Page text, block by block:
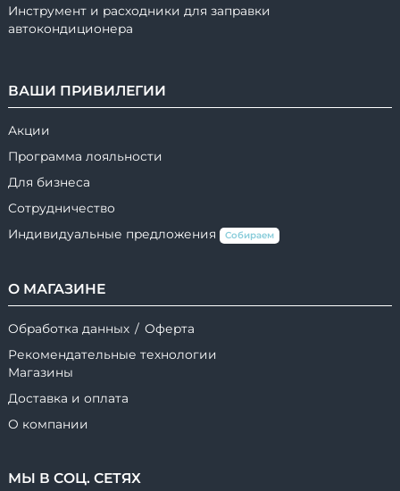
Инструмент и расходники для заправки
автокондиционера
ВАШИ ПРИВИЛЕГИИ
Акции
Программа лояльности
Для бизнеса
Сотрудничество
Индивидуальные предложения
Собираем
О МАГАЗИНЕ
Обработка данных / Оферта
Рекомендательные технологии
Магазины
Доставка и оплата
О компании
МЫ В СОЦ. СЕТЯХ